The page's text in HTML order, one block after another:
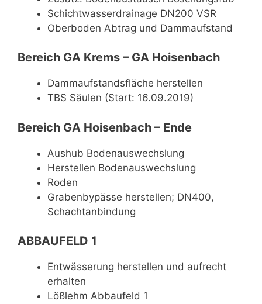
Schichtwasserdrainage DN200 VSR
Oberboden Abtrag und Dammaufstand
Bereich GA Krems – GA Hoisenbach
Dammaufstandsfläche herstellen
TBS Säulen (Start: 16.09.2019)
Bereich GA Hoisenbach – Ende
Aushub Bodenauswechslung
Herstellen Bodenauswechslung
Roden
Grabenbypässe herstellen; DN400,
Schachtanbindung
ABBAUFELD 1
Entwässerung herstellen und aufrecht
erhalten
Lößlehm Abbaufeld 1